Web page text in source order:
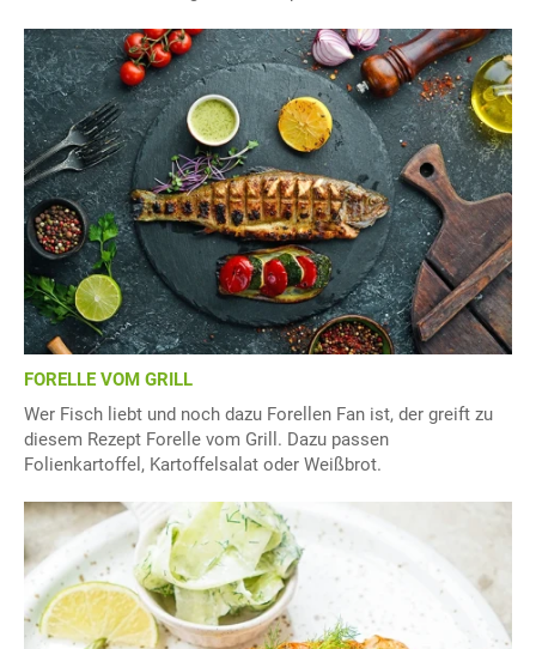
FORELLE VOM GRILL
Wer Fisch liebt und noch dazu Forellen Fan ist, der greift zu
diesem Rezept Forelle vom Grill. Dazu passen
Folienkartoffel, Kartoffelsalat oder Weißbrot.